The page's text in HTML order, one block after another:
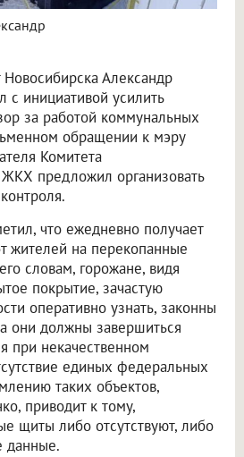
Александр
с инициативой усилить
за работой коммунальных
обращении к мэру
Комитета
ЖКХ предложил организовать
что ежедневно получает
жителей на перекопанные
словам, горожане, видя
покрытие, зачастую
оперативно узнать, законны
они должны завершиться
при некачественном
единых федеральных
таких объектов,
приводит к тому,
щиты либо отсутствуют, либо
данные.